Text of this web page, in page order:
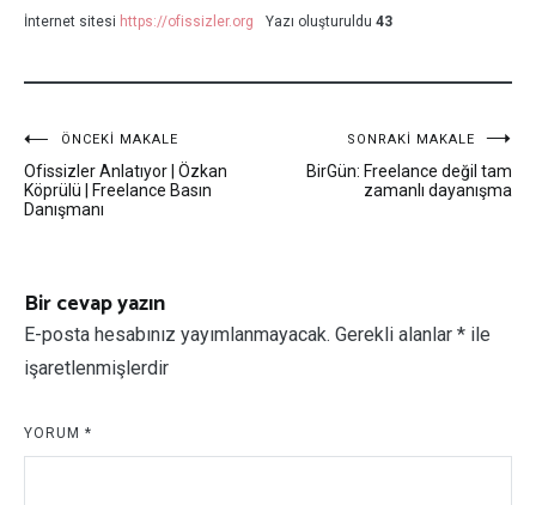
İnternet sitesi https://ofissizler.org Yazı oluşturuldu 43
Yazı
dolaşımı
ÖNCEKI MAKALE
Ofissizler Anlatıyor | Özkan
Köprülü | Freelance Basın
Danışmanı
SONRAKI MAKALE
BirGün: Freelance değil tam
zamanlı dayanışma
Bir cevap yazın
E-posta hesabınız yayımlanmayacak. Gerekli alanlar * ile
işaretlenmişlerdir
YORUM *